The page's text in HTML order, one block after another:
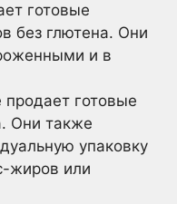
готовые
без глютена. Они
и в
готовые
Они также
упаковку
жиров или